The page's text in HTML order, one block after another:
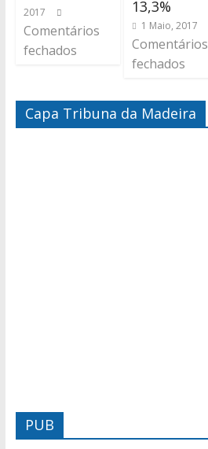
2017
Comentários
fechados
13,3%
1 Maio, 2017
Comentários
fechados
Capa Tribuna da Madeira
PUB